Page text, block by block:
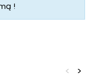
!
>
<